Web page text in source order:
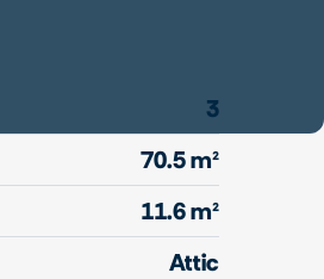
3
70.5 m²
11.6 m²
Attic